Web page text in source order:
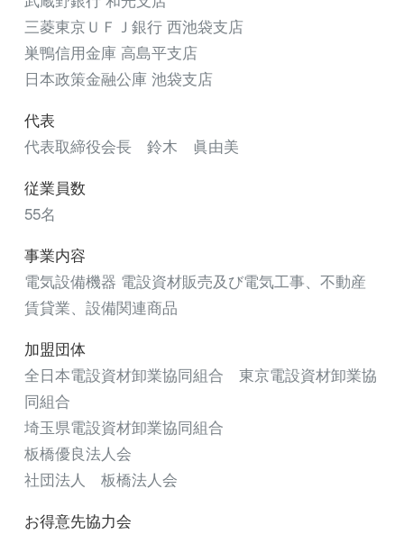
三菱東京ＵＦＪ銀行 西池袋支店
巣鴨信用金庫 高島平支店
日本政策金融公庫 池袋支店
代表
代表取締役会長 鈴木 眞由美
従業員数
55名
事業内容
電気設備機器 電設資材販売及び電気工事、不動産
賃貸業、設備関連商品
加盟団体
全日本電設資材卸業協同組合 東京電設資材卸業協
同組合
埼玉県電設資材卸業協同組合
板橋優良法人会
社団法人 板橋法人会
お得意先協力会